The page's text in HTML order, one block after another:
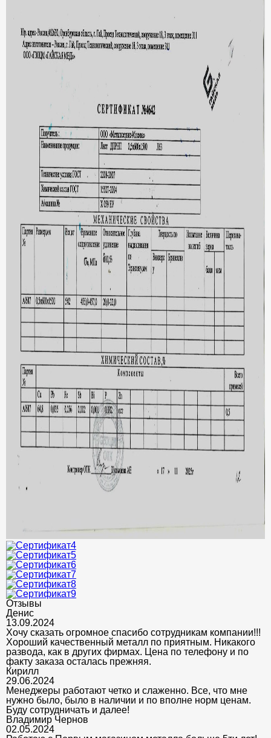
Отзывы
Денис
13.09.2024
Хочу сказать огромное спасибо сотрудникам компании!!!
Хороший качественный металл по приятным. Никакого
развода, как в других фирмах. Цена по телефону и по
факту заказа осталась прежняя.
Кирилл
29.06.2024
Менеджеры работают четко и слаженно. Все, что мне
нужно было, было в наличии и по вполне норм ценам.
Буду сотрудничать и далее!
Владимир Чернов
02.05.2024